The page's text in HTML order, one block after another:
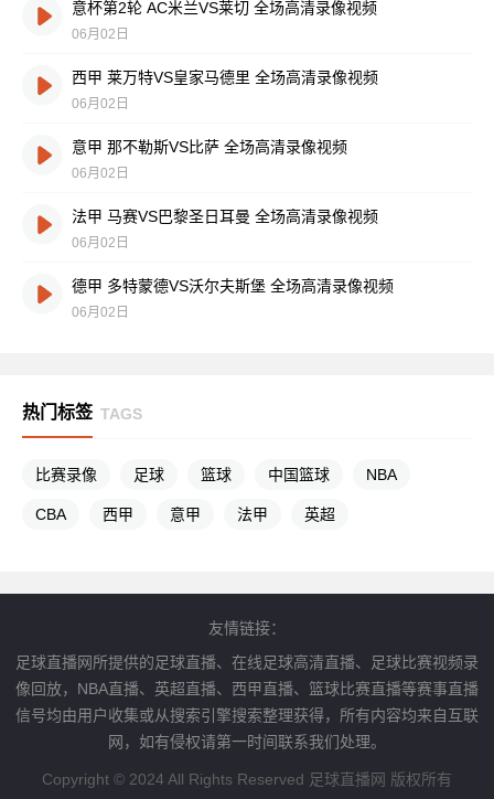
意杯第2轮 AC米兰VS莱切 全场高清录像视频
06月02日
西甲 莱万特VS皇家马德里 全场高清录像视频
06月02日
意甲 那不勒斯VS比萨 全场高清录像视频
06月02日
法甲 马赛VS巴黎圣日耳曼 全场高清录像视频
06月02日
德甲 多特蒙德VS沃尔夫斯堡 全场高清录像视频
06月02日
热门标签 TAGS
比赛录像 足球 篮球 中国篮球 NBA
CBA 西甲 意甲 法甲 英超
友情链接：
足球直播网所提供的足球直播、在线足球高清直播、足球比赛视频录
像回放，NBA直播、英超直播、西甲直播、篮球比赛直播等赛事直播
信号均由用户收集或从搜索引擎搜索整理获得，所有内容均来自互联
网，如有侵权请第一时间联系我们处理。
Copyright © 2024 All Rights Reserved 足球直播网 版权所有